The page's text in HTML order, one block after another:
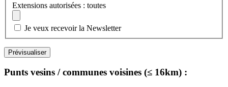
Extensions autorisées : toutes
Je veux recevoir la Newsletter
Punts vesins / communes voisines (≤ 16km) :